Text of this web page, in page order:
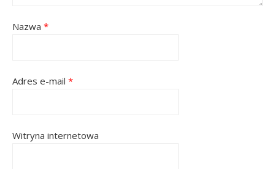
Nazwa *
Adres e-mail *
Witryna internetowa